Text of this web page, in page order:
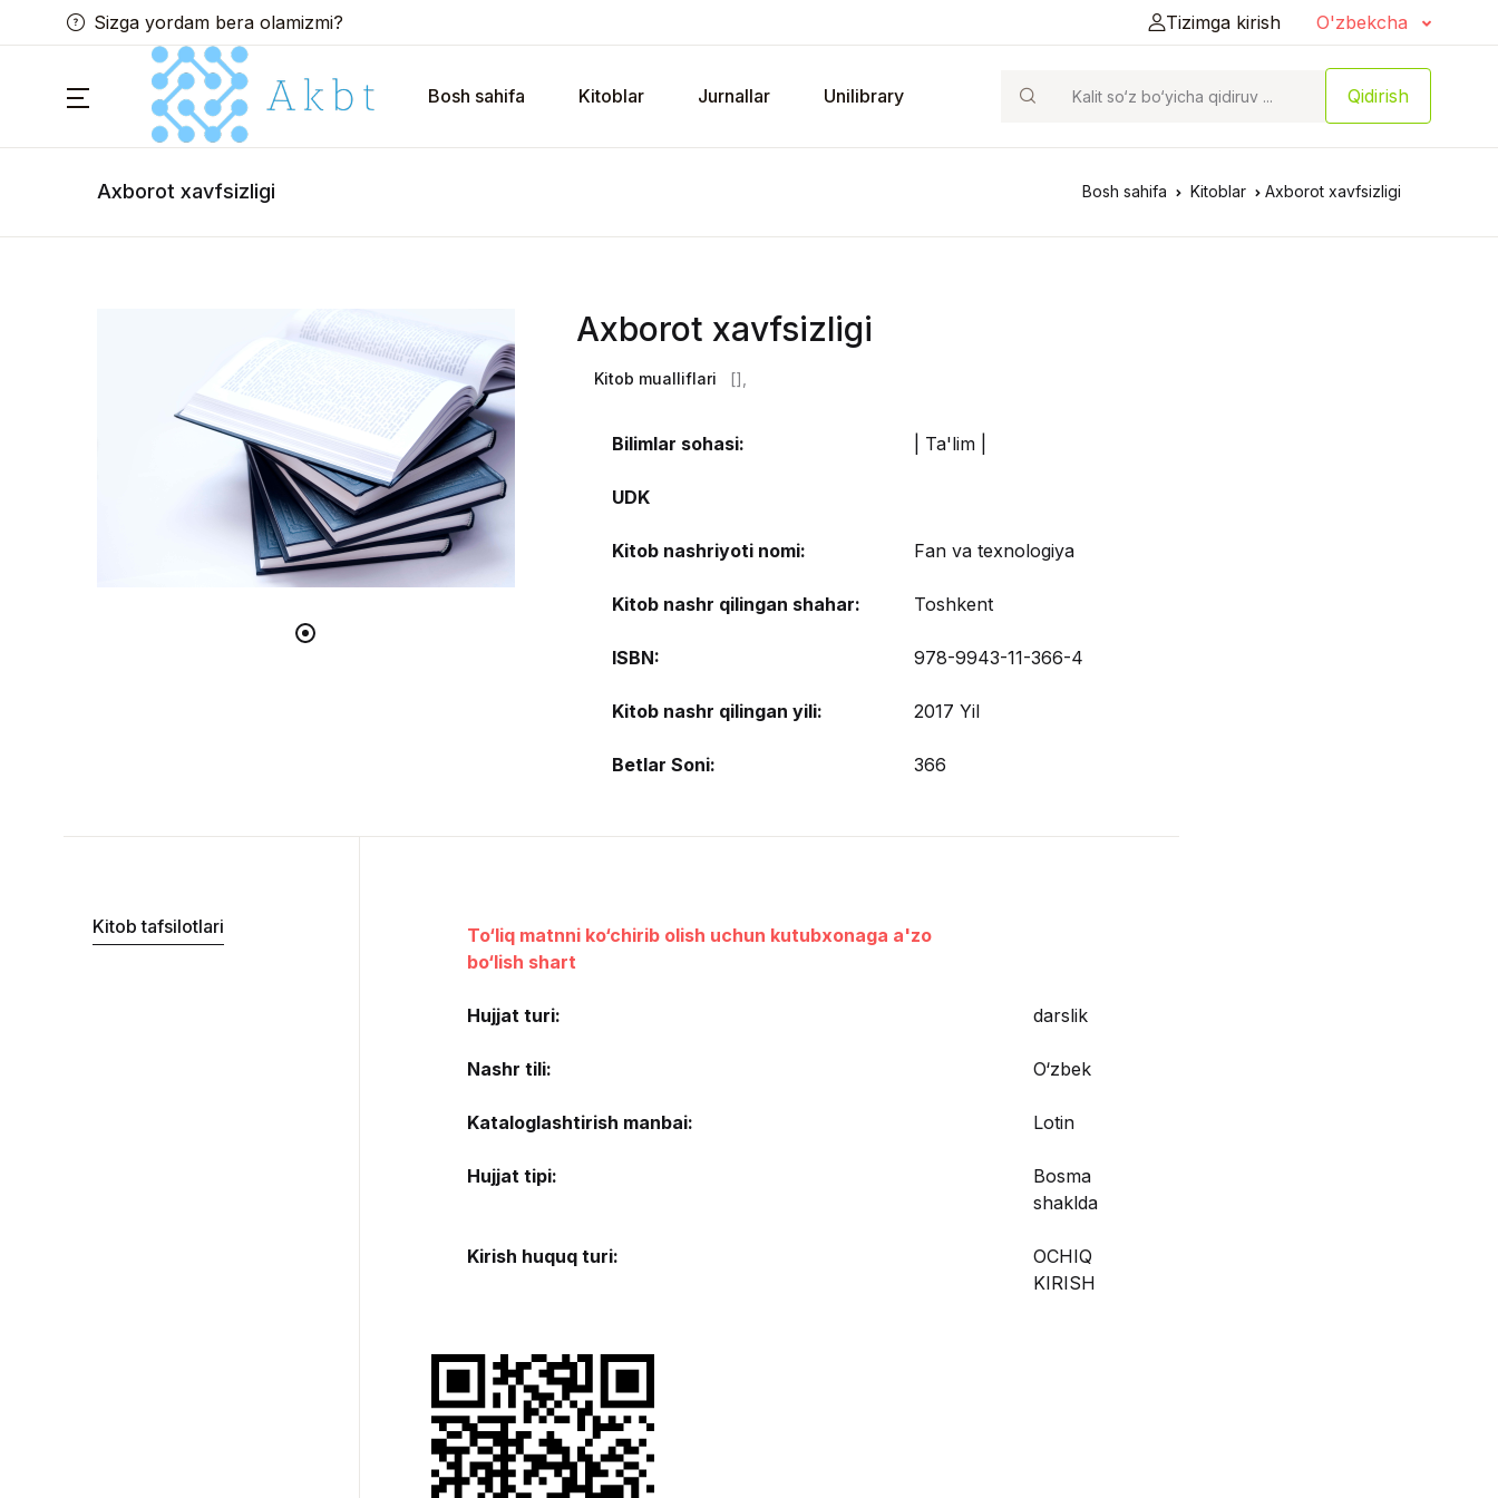
Sizga yordam bera olamizmi? Tizimga kirish O'zbekcha
Bosh sahifa Kitoblar Jurnallar Unilibrary Qidirish
Axborot xavfsizligi Bosh sahifa Kitoblar Axborot xavfsizligi
Axborot xavfsizligi
Kitob mualliflari [],
Bilimlar sohasi: | Ta'lim |
UDK
Kitob nashriyoti nomi: Fan va texnologiya
Kitob nashr qilingan shahar: Toshkent
ISBN: 978-9943-11-366-4
Kitob nashr qilingan yili: 2017 Yil
Betlar Soni: 366
Kitob tafsilotlari
To‘liq matnni ko‘chirib olish uchun kutubxonaga a'zo
bo‘lish shart
Hujjat turi: darslik
Nashr tili: O‘zbek
Kataloglashtirish manbai: Lotin
Hujjat tipi:
Bosma
shaklda
Kirish huquq turi:
OCHIQ
KIRISH